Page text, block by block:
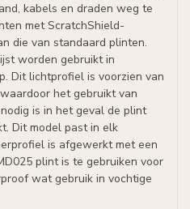
kabels en draden weg te
met ScratchShield-
die van standaard plinten.
worden gebruikt in
Dit lichtprofiel is voorzien van
het gebruikt van
is in het geval de plint
Dit model past in elk
is afgewerkt met een
plint is te gebruiken voor
wat gebruik in vochtige